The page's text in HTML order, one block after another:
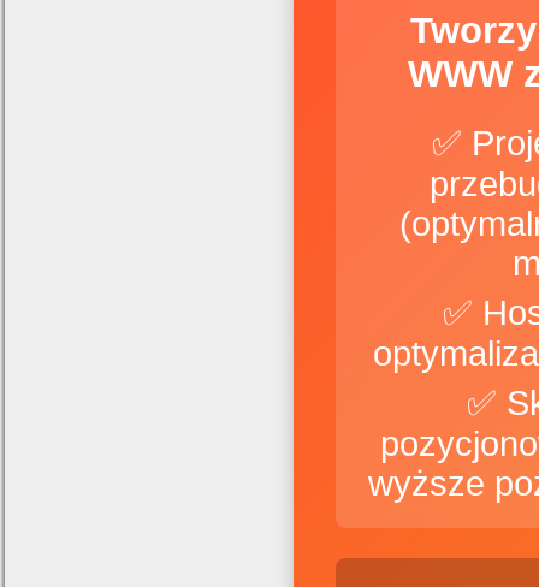
WWW
✅
✅
✅
wyższe